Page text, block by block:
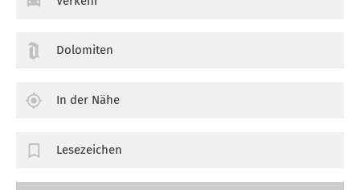
Dolomiten
In der Nähe
Lesezeichen